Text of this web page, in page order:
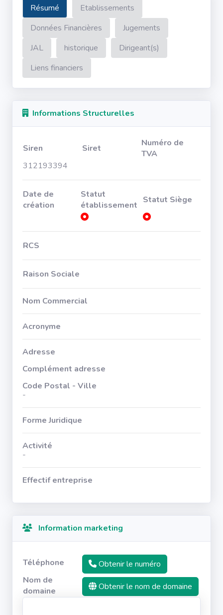
Résumé
Etablissements
Données Financières
Jugements
JAL
historique
Dirigeant(s)
Liens financiers
Informations Structurelles
Siren Siret
Numéro de
TVA
312193394
Date de
création
Statut
établissement Statut Siège
RCS
Raison Sociale
Nom Commercial
Acronyme
Adresse
Complément adresse
Code Postal - Ville
-
Forme Juridique
Activité
-
Effectif entreprise
Information marketing
Téléphone
Obtenir le numéro
Nom de
domaine
Obtenir le nom de domaine